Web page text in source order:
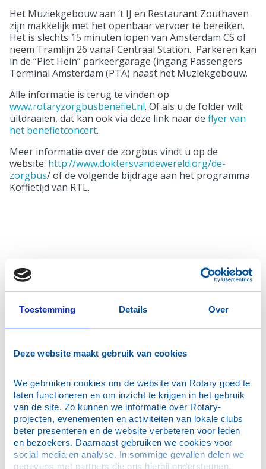
Toestemming Details Over
Deze website maakt gebruik van cookies
We gebruiken cookies om de website van Rotary goed te
laten functioneren en om inzicht te krijgen in het gebruik
van de site. Zo kunnen we informatie over Rotary-
projecten, evenementen en activiteiten van lokale clubs
beter presenteren en de website verbeteren voor leden
en bezoekers. Daarnaast gebruiken we cookies voor
social media en analyse. In sommige gevallen delen we
gegevens met partners die ons hierbij ondersteunen.
Het Muziekgebouw aan ‘t IJ en Restaurant Zouthaven
zijn makkelijk met het openbaar vervoer te bereiken.
Het is slechts 15 minuten lopen van Amsterdam CS of
neem Tramlijn 26 vanaf Centraal Station. Parkeren kan
in de “Piet Hein” parkeergarage (ingang Passengers
Terminal Amsterdam (PTA) naast het Muziekgebouw.
Alle informatie is terug te vinden op
www.rotaryzorgbusbenefiet.nl. Of als u de folder wilt
uitdraaien, dat kan ook via deze link naar de flyer van
het benefietconcert.
Meer informatie over de zorgbus vindt u op de
website: http://www.doktersvandewereld.org/de-
zorgbus/ of de volgende bijdrage aan het programma
Koffietijd van RTL.